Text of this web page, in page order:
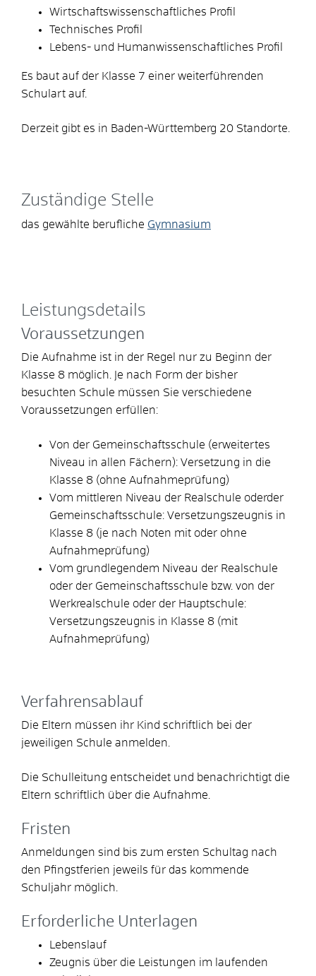
Wirtschaftswissenschaftliches Profil
Technisches Profil
Lebens- und Humanwissenschaftliches Profil
Es baut auf der Klasse 7 einer weiterführenden
Schulart auf.
Derzeit gibt es in Baden-Württemberg 20 Standorte.
Zuständige Stelle
das gewählte berufliche Gymnasium
Leistungsdetails
Voraussetzungen
Die Aufnahme ist in der Regel nur zu Beginn der
Klasse 8 möglich. Je nach Form der bisher
besuchten Schule müssen Sie verschiedene
Voraussetzungen erfüllen:
Von der Gemeinschaftsschule (erweitertes
Niveau in allen Fächern): Versetzung in die
Klasse 8 (ohne Aufnahmeprüfung)
Vom mittleren Niveau der Realschule oderder
Gemeinschaftsschule: Versetzungszeugnis in
Klasse 8 (je nach Noten mit oder ohne
Aufnahmeprüfung)
Vom grundlegendem Niveau der Realschule
oder der Gemeinschaftsschule bzw. von der
Werkrealschule oder der Hauptschule:
Versetzungszeugnis in Klasse 8 (mit
Aufnahmeprüfung)
Verfahrensablauf
Die Eltern müssen ihr Kind schriftlich bei der
jeweiligen Schule anmelden.
Die Schulleitung entscheidet und benachrichtigt die
Eltern schriftlich über die Aufnahme.
Fristen
Anmeldungen sind bis zum ersten Schultag nach
den Pfingstferien jeweils für das kommende
Schuljahr möglich.
Erforderliche Unterlagen
Lebenslauf
Zeugnis über die Leistungen im laufenden